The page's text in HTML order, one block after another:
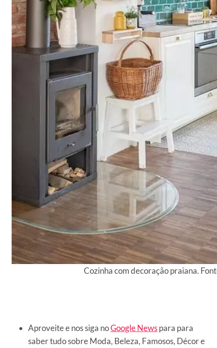
Cozinha com decoração praiana.
Aproveite e nos siga noGoogle Newspara para
saber tudo sobre Moda, Beleza, Famosos, Décor e